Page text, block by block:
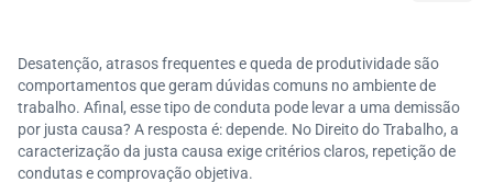
Desatenção, atrasos frequentes e queda de produtividade são
comportamentos que geram dúvidas comuns no ambiente de
trabalho. Afinal, esse tipo de conduta pode levar a uma demissão
por justa causa? A resposta é: depende. No Direito do Trabalho, a
caracterização da justa causa exige critérios claros, repetição de
condutas e comprovação objetiva.